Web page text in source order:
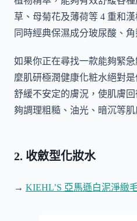
草、母菊花及薄荷等 4 重和
同時經典保濕成分玻尿酸、
如果你正在尋找一款能夠緊
麼肌研極潤健康化粧水絕對
舒緩不安定的膚況，使肌膚
夠調理粗糙、油光、暗沉等肌
2. 收斂型化妝水
→ KIEHL’S 亞馬遜白泥淨緻